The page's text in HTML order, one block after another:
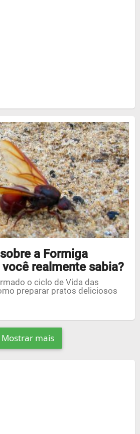
a Formiga
realmente sabia?
o ciclo de Vida das
preparar pratos deliciosos
Mostrar mais